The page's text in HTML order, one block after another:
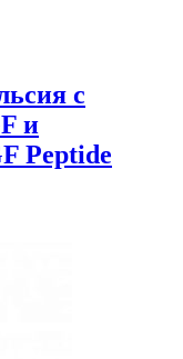
с
и
Peptide